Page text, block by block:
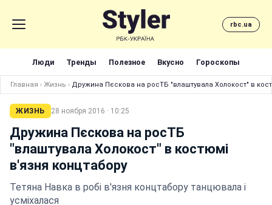
rbc.ua
Люди Тренды Полезное Вкусно Гороскопы
Главная › Жизнь › Дружина Пєскова на росТБ "влаштувала Холокост" в
ЖИЗНЬ 28 ноября 2016 · 10:25
Дружина Пєскова на росТБ
"влаштувала Холокост" в костюмі
в'язня концтабору
Тетяна Навка в робі в'язня концтабору танцювала і
усміхалася